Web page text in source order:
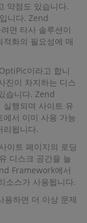
약점도 있습니다.
니다. Zend
면 타사 솔루션이
화의 필요성에 매
이라고 합니
진이 차지하는 디스
습니다. Zend
실행되며 사이트 유
서 이미 사용 가능
리됩니다.
이트 페이지의 로딩
디스크 공간을 늘
Framework에서
소스가 사용됩니다.
용하면 더 이상 문제